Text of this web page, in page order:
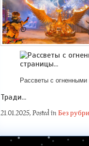
Рассветы с
Тради...
21.01.2025, Posted in Без